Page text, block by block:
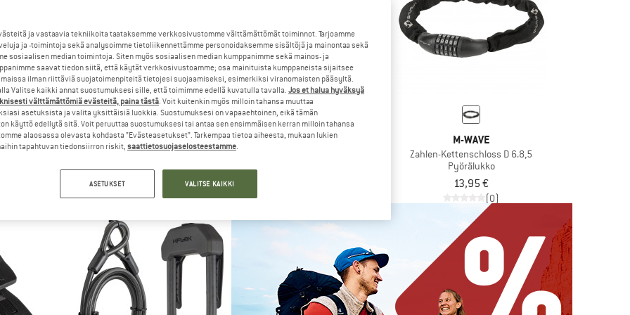
M-WAVE
Zahlen-Kettenschloss D 6.8,5 Illu
(0)
jopa 15%
MATADOR M-WAVE
Zahlen-Kettenschloss D 6.8,5
Pyörälukko
13,95 €
(0)
ja vastaavia tekniikoita taataksemme verkkosivustomme välttämättömät toiminnot. Tarjoamme
ja -toimintoja sekä analysoimme tietoliikennettämme personoidaksemme sisältöjä ja mainontaa sekä
sosiaalisen median toimintoja. Siten myös sosiaalisen median kumppanimme sekä mainos- ja
saavat tiedon siitä, että käytät verkkosivustoamme; osa mainituista kumppaneista sijaitsee
ilman riittäviä suojatoimenpiteitä tietojesi suojaamiseksi, esimerkiksi viranomaisten pääsyltä.
Valitse kaikki annat suostumuksesi sille, että toimimme edellä kuvatulla tavalla. Jos et halua hyväksyä
välttämättömiä evästeitä, paina tästä. Voit kuitenkin myös milloin tahansa muuttaa
asetuksista ja valita yksittäisiä luokkia. Suostumuksesi on vapaaehtoinen, eikä tämän
käyttö edellytä sitä. Voit peruuttaa suostumuksesi tai antaa sen ensimmäisen kerran milloin tahansa
alaosassa olevasta kohdasta ”Evästeasetukset”. Tarkempaa tietoa aiheesta, mukaan lukien
tapahtuvan tiedonsiirron riskit, saattietosuojaselosteestamme.
ASETUKSET VALITSE KAIKKI